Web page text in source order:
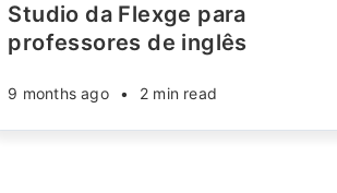
Studio da Flexge para
professores de inglês
9 months ago • 2 min read